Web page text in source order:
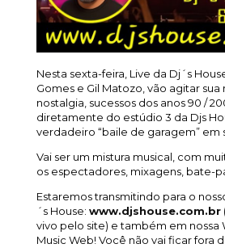
Nesta sexta-feira, Live da Dj´s
Gomes e Gil Matozo, vão agitar
nostalgia, sucessos dos anos 90 /
diretamente do estúdio 3 da Djs
verdadeiro “baile de garagem” em
Vai ser um mistura musical, com
os espectadores, mixagens, bate-
Estaremos transmitindo para o
´s House: www.djshouse.com.br
vivo pelo site) e também em nossa
Music Web! Você não vai ficar fora